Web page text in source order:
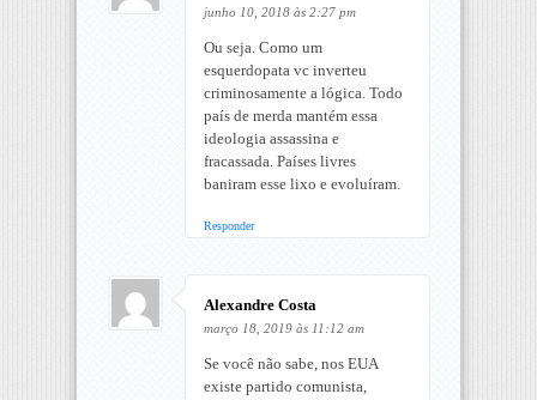
junho 10, 2018 às 2:27 pm
Ou seja. Como um
esquerdopata vc inverteu
criminosamente a lógica. Todo
país de merda mantém essa
ideologia assassina e
fracassada. Países livres
baniram esse lixo e evoluíram.
Responder
Alexandre Costa
março 18, 2019 às 11:12 am
Se você não sabe, nos EUA
existe partido comunista,